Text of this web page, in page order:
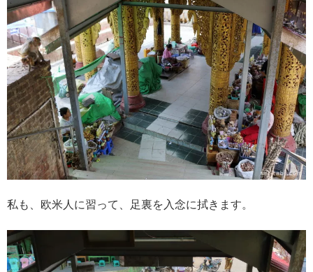
私も、欧米人に習って、足裏を入念に拭きます。